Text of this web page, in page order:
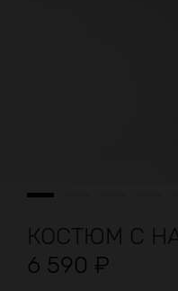
КОСТЮМ С
6 590 ₽